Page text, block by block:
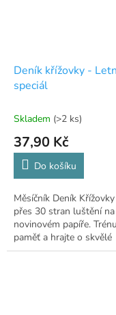
Deník křížovky -
speciál
Skladem (>2 ks)
37,90 Kč
Do košíku
Měsíčník Deník
přes 30 stran luštění na
novinovém papíře.
paměť a hrajte o skvělé
peněžité ceny.